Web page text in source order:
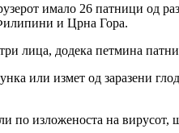
имало 26 патници од
и Црна Гора.
лица, додека петмина
или измет од заразени
изложеноста на вирусот,